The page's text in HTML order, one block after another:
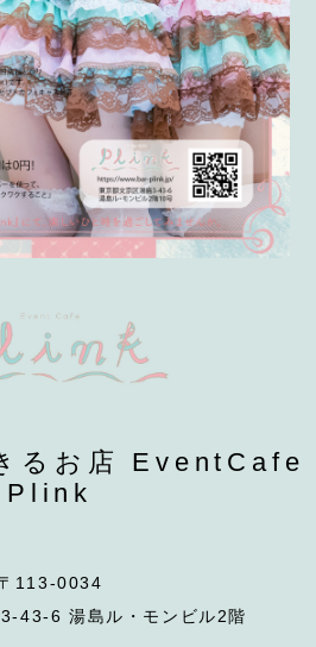
るお店 EventCafe
Plink
113-0034
43-6 湯島ル・モンビル2階